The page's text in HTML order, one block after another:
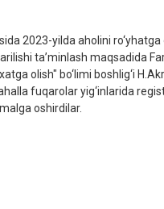
2023-yilda aholini
ta’minlash maqsadida
olish" bo‘limi boshlig‘i
mahalla fuqarolar yig‘inlarida
oshirdilar.